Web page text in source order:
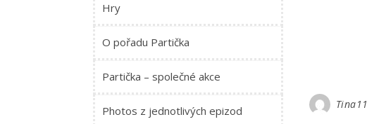
Hry
O pořadu Partička
Partička – společné akce
Photos z jednotlivých epizod Tina11